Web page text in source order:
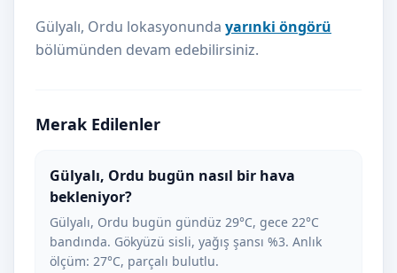
Gülyalı, Ordu lokasyonunda yarınki öngörü
bölümünden devam edebilirsiniz.
Merak Edilenler
Gülyalı, Ordu bugün nasıl bir hava
bekleniyor?
Gülyalı, Ordu bugün gündüz 29°C, gece 22°C
bandında. Gökyüzü sisli, yağış şansı %3. Anlık
ölçüm: 27°C, parçalı bulutlu.